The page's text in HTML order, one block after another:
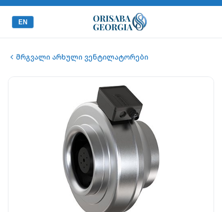
EN
მრგვალი არხული ვენტილატორები